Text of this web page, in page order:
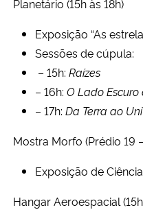
Planetário (15h às 18h)
Exposição “As
Sessões de cúpula:
– 15h: Raízes
– 16h: O Lado
– 17h: Da Terra ao
Mostra Morfo (Prédio 19
Exposição de
Hangar Aeroespacial